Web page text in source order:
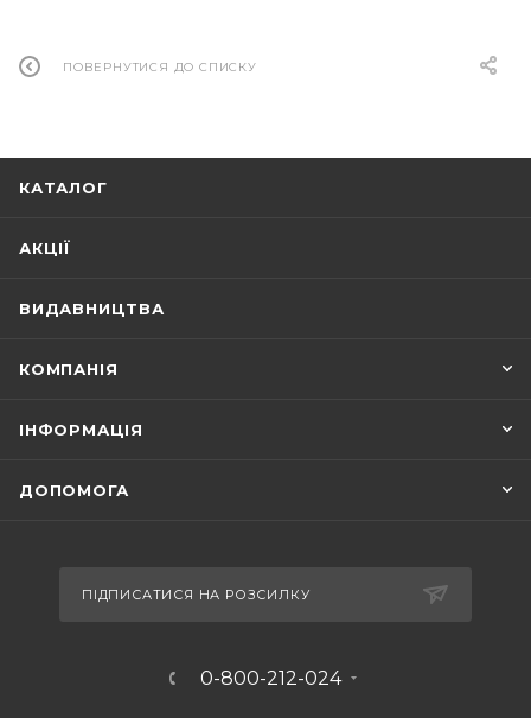
ПОВЕРНУТИСЯ ДО СПИСКУ
КАТАЛОГ
АКЦІЇ
ВИДАВНИЦТВА
КОМПАНІЯ
ІНФОРМАЦІЯ
ДОПОМОГА
ПІДПИСАТИСЯ НА РОЗСИЛКУ
0-800-212-024